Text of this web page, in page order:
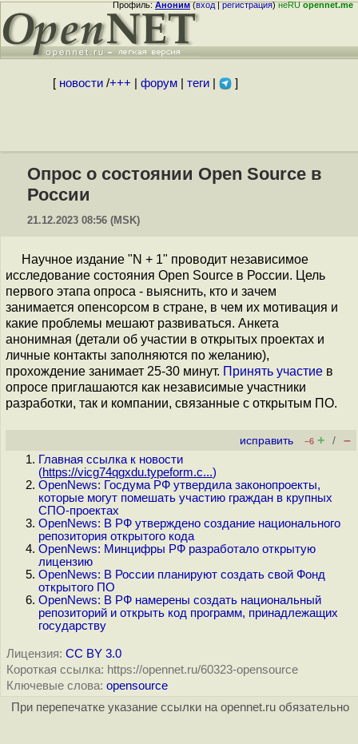
Профиль:Аноним(вход|регистрация)неRUopennet.me
[ новости/+++ форум| теги| ]
Опрос о состоянии Open Source в
России
21.12.2023 08:56 (MSK)
Научное издание "N + 1" проводит независимое
исследование состояния Open Source в России. Цель
первого этапа опроса - выяснить, кто и зачем
занимается опенсорсом в стране, в чем их мотивация и
какие проблемы мешают развиваться. Анкета
анонимная (детали об участии в открытых проектах и
личные контакты заполняются по желанию),
прохождение занимает 25-30 минут. Принять участие в
опросе приглашаются как независимые участники
разработки, так и компании, связанные с открытым ПО.
исправить –6 + / –
Главная ссылка к новости
(https://vicg74qgxdu.typeform.c...)
OpenNews: Госдума РФ утвердила законопроекты,
которые могут помешать участию граждан в крупных
СПО-проектах
OpenNews: В РФ утверждено создание национального
репозитория открытого кода
OpenNews: Минцифры РФ разработало открытую
лицензию
OpenNews: В России планируют создать свой Фонд
открытого ПО
OpenNews: В РФ намерены создать национальный
репозиторий и открыть код программ, принадлежащих
государству
Лицензия: CC BY 3.0
Короткая ссылка: https://opennet.ru/60323-opensource
Ключевые слова: opensource
При перепечатке указание ссылки на opennet.ru обязательно